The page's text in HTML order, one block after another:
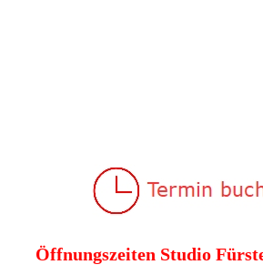
Öffnungszeiten Studio